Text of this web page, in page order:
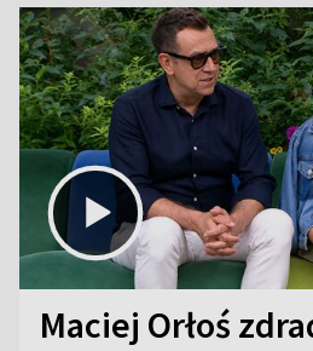
Maciej Orłoś